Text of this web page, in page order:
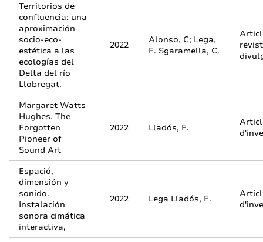
Territorios de
confluencia: una
aproximación
socio-eco-
estética a las
ecologías del
Delta del río
Llobregat.
2022
Alonso, C; Lega,
F. Sgaramella, C.
Margaret Watts
Hughes. The
Forgotten
Pioneer of
Sound Art
2022 Lladós, F.
Espació,
dimensión y
sonido.
Instalación
sonora cimática
interactiva,
2022 Lega Lladós, F.